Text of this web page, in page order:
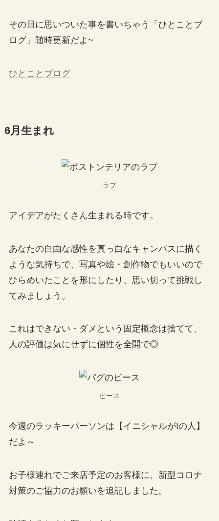
その日に思いついた事を書いちゃう「ひとことブ
ログ」随時更新だよ~
ひとことブログ
6月生まれ
ラブ
アイデアがたくさん生まれる時です。
あなたの自由な感性を真っ白なキャンパスに描く
ような気持ちで、写真や絵・創作物でもいいので
ひらめいたことを形にしたり、思い切って挑戦し
てみましょう。
これはできない・ダメという固定概念は捨てて、
人の評価は気にせずに個性を全開で◎
ピース
今週のラッキーパーソンは【イニシャルがIの人】
だよ～
お子様連れでご来店予定のお客様に、新型コロナ
対策のご協力のお願いを追記しました。